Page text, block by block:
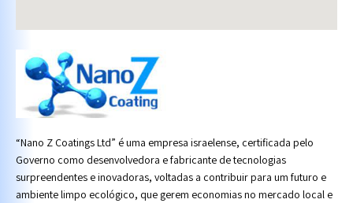
“Nano Z Coatings Ltd” é uma empresa israelense, certificada pelo
Governo como desenvolvedora e fabricante de tecnologias
surpreendentes e inovadoras, voltadas a contribuir para um futuro e
ambiente limpo ecológico, que gerem economias no mercado local e